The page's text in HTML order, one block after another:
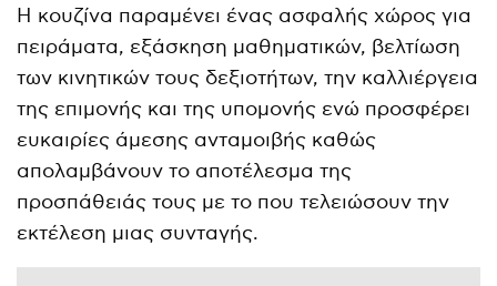
Η κουζίνα παραμένει ένας ασφαλής χώρος για
πειράματα, εξάσκηση μαθηματικών, βελτίωση
των κινητικών τους δεξιοτήτων, την καλλιέργεια
της επιμονής και της υπομονής ενώ προσφέρει
ευκαιρίες άμεσης ανταμοιβής καθώς
απολαμβάνουν το αποτέλεσμα της
προσπάθειάς τους με το που τελειώσουν την
εκτέλεση μιας συνταγής.